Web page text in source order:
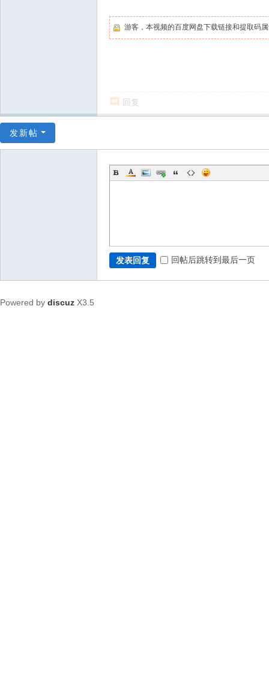
游客，本视频的百度网盘下载链接和提取码
回复
发新帖
发表回复 回帖后跳转到最后一页
Powered by discuz X3.5